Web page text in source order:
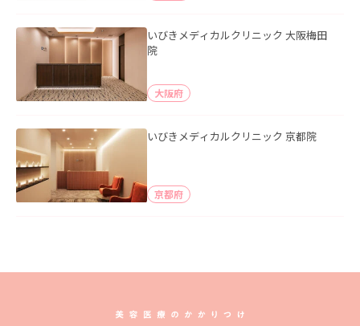
いびきメディカルクリニック 大阪梅田
院
大阪府
いびきメディカルクリニック 京都院
京都府